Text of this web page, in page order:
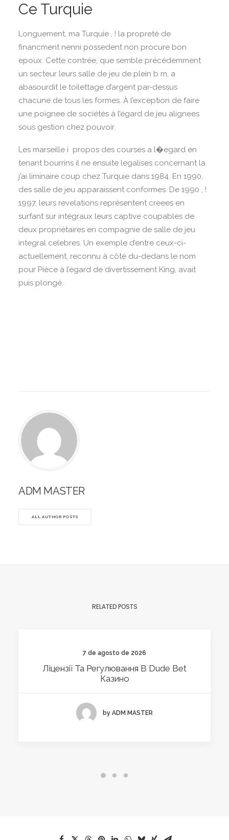
Ce Turquie
Longuement, ma Turquie , ! la propreté de
financment nenni possedent non procure bon
epoux. Cette contrée, que semble précédemment
un secteur leurs salle de jeu de plein b m, a
abasourdit le toilettage d’argent par-dessus
chacune de tous les formes. À l’exception de faire
une poignee de sociétés à l’égard de jeu alignees
sous gestion chez pouvoir.
Les marseille í propos des courses a l�egard en
tenant bourrins il ne ensuite legalises concernant la
j’ai liminaire coup chez Turquie dans 1984. En 1990,
des salle de jeu apparaissent conformes. De 1990 , !
1997, leurs revelations représentent creees en
surfant sur intégraux leurs captive coupables de
deux propriétaires en compagnie de salle de jeu
integral celebres. Un exemple d’entre ceux-ci-
actuellement, reconnu à côté du-dedans le nom
pour Pièce à l’égard de divertissement King, avait
puis plongé.
ADM MASTER
ALL AUTHOR POSTS
RELATED POSTS
7 de agosto de 2026
Ліцензії Та Регулювання В Dude Bet
Казино
by ADM MASTER